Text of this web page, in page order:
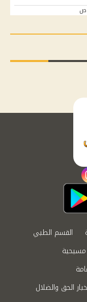
القسم الطبي
الحق والضلال